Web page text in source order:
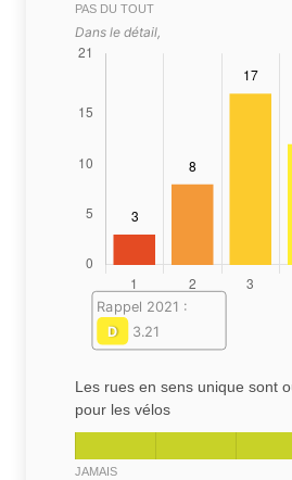
PAS DU TOUT
Dans le détail,
Rappel 2021 :
D
3.21
Les rues en sens unique sont
pour les vélos
JAMAIS